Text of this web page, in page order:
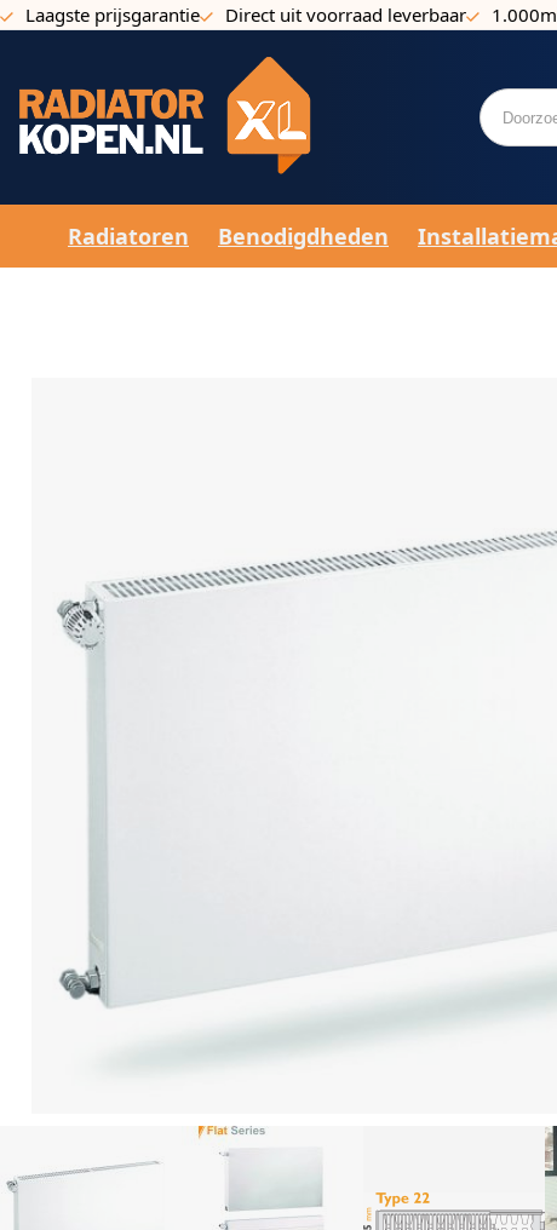
Ga naar de inhoud
Laagste prijsgarantie Direct uit voorraad leverbaar
Radiatoren Benodigdheden